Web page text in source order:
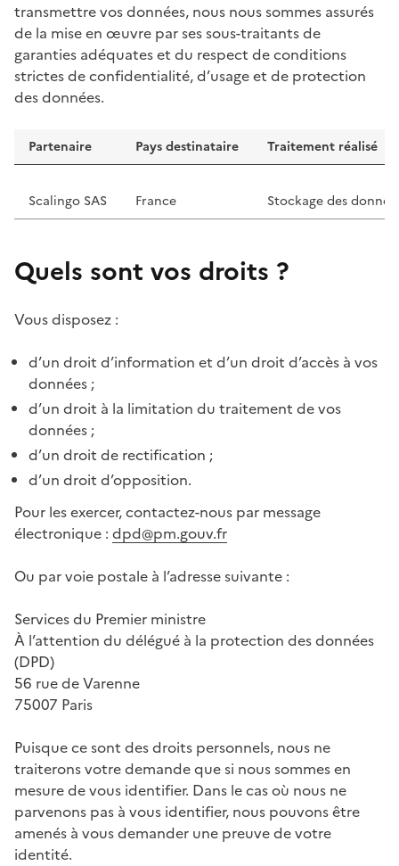
transmettre vos données, nous nous sommes assurés
de la mise en œuvre par ses sous-traitants de
garanties adéquates et du respect de conditions
strictes de confidentialité, d’usage et de protection
des données.
Partenaire Pays destinataire Traitement réalisé
Scalingo SAS France Stockage des
Quels sont vos droits ?
Vous disposez :
d’un droit d’information et d’un droit d’accès à vos
données ;
d’un droit à la limitation du traitement de vos
données ;
d’un droit de rectification ;
d’un droit d’opposition.
Pour les exercer, contactez-nous par message
électronique : dpd@pm.gouv.fr
Ou par voie postale à l’adresse suivante :
Services du Premier ministre
À l’attention du délégué à la protection des données
(DPD)
56 rue de Varenne
75007 Paris
Puisque ce sont des droits personnels, nous ne
traiterons votre demande que si nous sommes en
mesure de vous identifier. Dans le cas où nous ne
parvenons pas à vous identifier, nous pouvons être
amenés à vous demander une preuve de votre
identité.